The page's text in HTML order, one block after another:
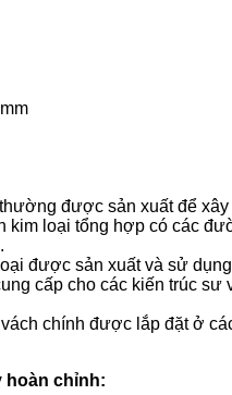
được sản xuất để
kim loại tổng hợp có các
được sản xuất và sử
cấp cho các kiến trúc
chính được lắp đặt ở
hoàn chỉnh: